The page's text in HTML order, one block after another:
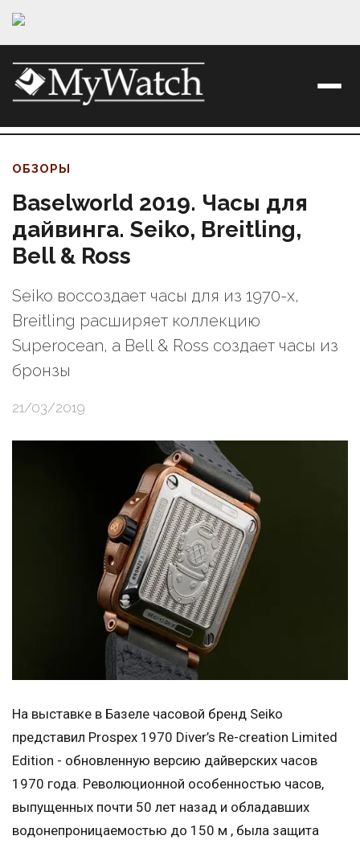
ОБЗОРЫ
Baselworld 2019. Часы для
дайвинга. Seiko, Breitling,
Bell & Ross
Seiko воссоздает часы для из 1970-х,
Breitling расширяет коллекцию
Superоcean, а Bell & Ross создает часы из
бронзы
21/03/2019
На выставке в Базеле часовой бренд Seiko
представил Prospex 1970 Diver’s Re-creation Limited
Edition - обновленную версию дайверских часов
1970 года. Революционной особенностью часов,
выпущенных почти 50 лет назад и обладавших
водонепроницаемостью до 150 м , была защита